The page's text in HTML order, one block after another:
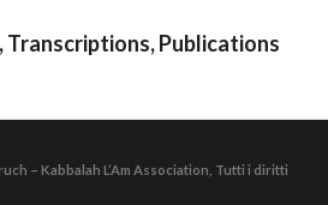
Transcriptions, Publications
– Kabbalah L’Am Association, Tutti i diritti